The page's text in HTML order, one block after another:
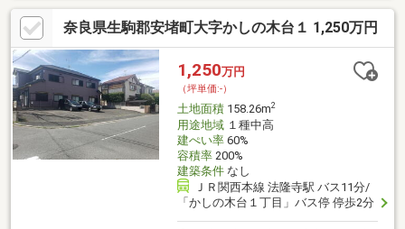
奈良県生駒郡安堵町大字かしの木台１ 1,250万円
1,250万円
（坪単価:-）
土地面積158.26m2
用途地域１種中高
建ぺい率60%
容積率200%
建築条件なし
ＪＲ関西本線 法隆寺駅 バス11分/
「かしの木台１丁目」バス停 停歩2分